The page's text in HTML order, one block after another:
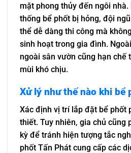
mặt phong thủy đến ngôi nhà.
thống bể phốt bị hỏng, đội
thể dễ dàng thi công mà
sinh hoạt trong gia đình.
ngoài sân vườn cũng hạn chế
mùi khó chịu.
Xử lý như thế nào khi bể
Xác định vị trí lắp đặt bể phốt
thiết. Tuy nhiên, gia chủ cũng
kỳ để tránh hiện tượng tắc
phốt Tấn Phát cung cấp các